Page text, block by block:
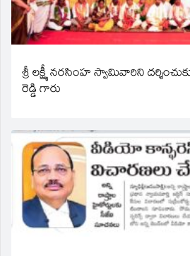
శ్రీ లక్ష్మీ నరసింహ స్వామివారిని
రెడ్డి గారు